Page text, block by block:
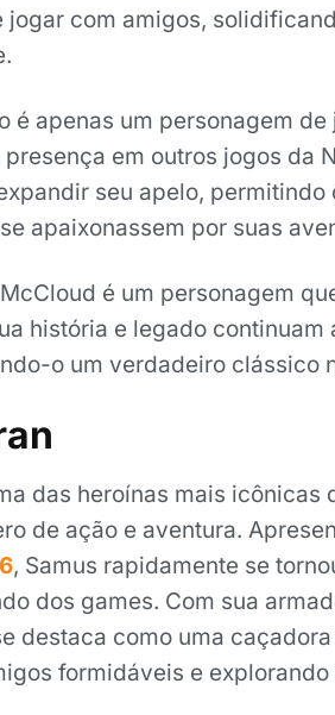
jogar com amigos,
é apenas um personagem
em outros jogos da
seu apelo,
apaixonassem por suas
é um personagem
história e legado
o um verdadeiro clássico
das heroínas mais
de ação e aventura.
, Samus rapidamente se
dos games. Com sua
destaca como uma
formidáveis e